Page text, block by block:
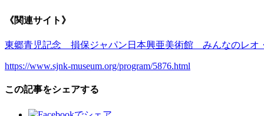
《関連サイト》
東郷青児記念 損保ジャパン日本興亜美術館 みんなのレオ
https://www.sjnk-museum.org/program/5876.html
この記事をシェアする